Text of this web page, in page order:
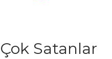
Çok Satanlar